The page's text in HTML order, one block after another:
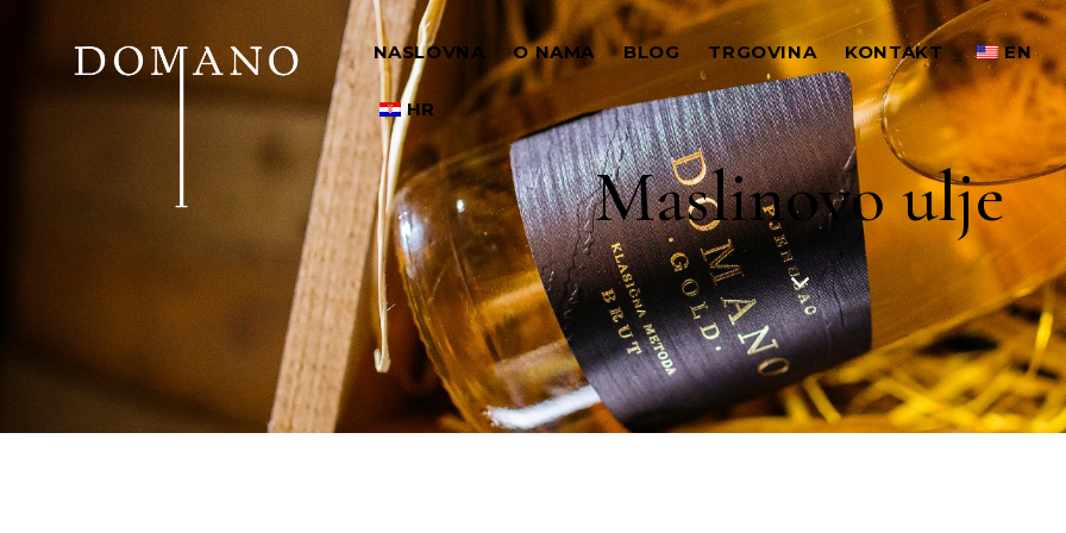
NASLOVNA O NAMA BLOG TRGOVINA KONTAKT EN
HR
Maslinovo ulje